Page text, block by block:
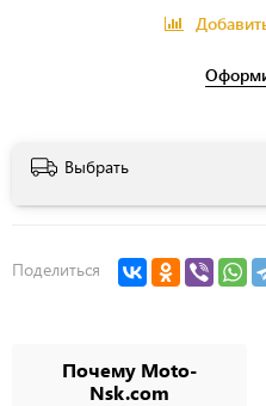
Выбрать
Поделиться
Почему Moto-
Nsk.com